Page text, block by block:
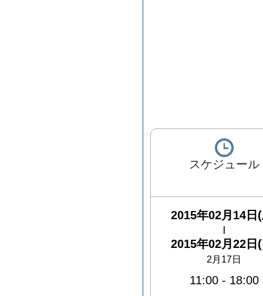
スケジュール
2015年02月14日
2015年02月22日
2月17日
11:00- 18:00